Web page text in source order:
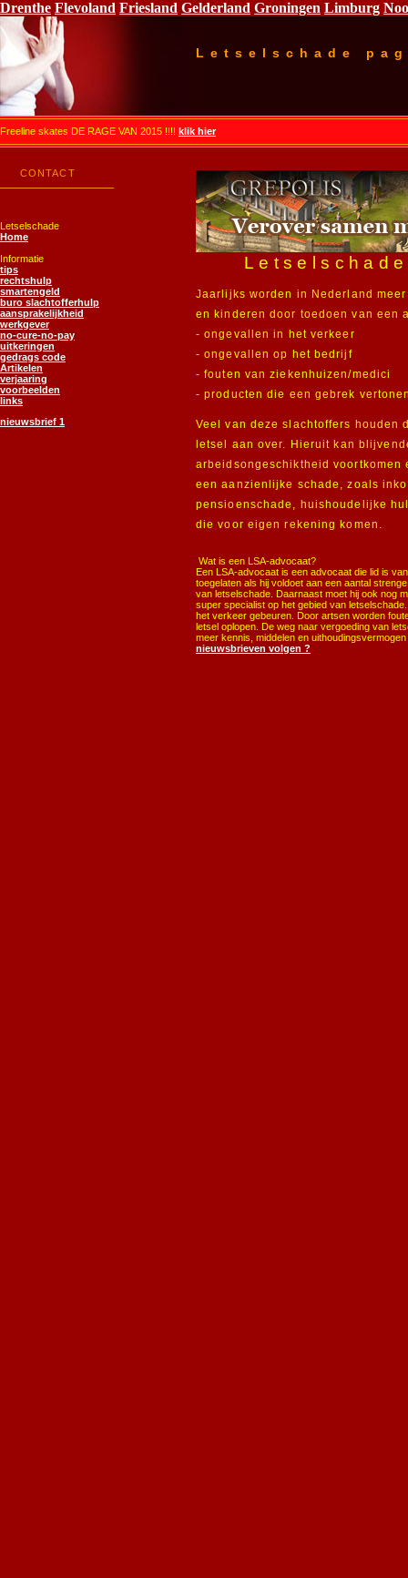
Drenthe Flevoland Friesland Gelderland Groningen Limburg
Letselschade
Freeline skates DE RAGE VAN 2015 !!!! klik hier
CONTACT
Letselschade
Home
Informatie
tips
rechtshulp
smartengeld
buro slachtofferhulp
aansprakelijkheid
werkgever
no-cure-no-pay
uitkeringen
gedrags code
Artikelen
verjaaring
voorbeelden
links
nieuwsbrief 1
Jaarlijks worden in Nederland
en kinderen door toedoen van een
- ongevallen in het verkeer
- ongevallen op het bedrijf
- fouten van ziekenhuizen/medici
- producten die een gebrek
Veel van deze slachtoffers
letsel aan over. Hieruit kan
arbeidsongeschiktheid
een aanzienlijke schade, zoals
pensioenschade, huishoudelijke
die voor eigen rekening komen.
Wat is een LSA-advocaat?
Een LSA-advocaat is een advocaat die lid is
toegelaten als hij voldoet aan een aantal
van letselschade. Daarnaast moet hij ook nog
super specialist op het gebied van
het verkeer gebeuren. Door artsen worden
letsel oplopen. De weg naar vergoeding van
meer kennis, middelen en
nieuwsbrieven volgen ?